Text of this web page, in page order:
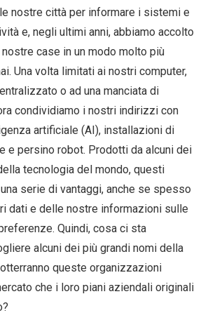
nostre città per informare i sistemi e
e, negli ultimi anni, abbiamo accolto
case in un modo molto più
Una volta limitati ai nostri computer,
o ad una manciata di
condividiamo i nostri indirizzi con
artificiale (AI), installazioni di
e persino robot. Prodotti da alcuni dei
tecnologia del mondo, questi
serie di vantaggi, anche se spesso
dati e delle nostre informazioni sulle
Quindi, cosa ci sta
alcuni dei più grandi nomi della
queste organizzazioni
che i loro piani aziendali originali